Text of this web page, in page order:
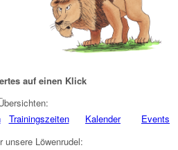
auf einen Klick
Trainingszeiten Kalender
Events
unsere Löwenrudel: